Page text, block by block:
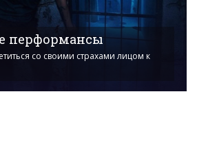
перформансы
со своими страхами лицом к